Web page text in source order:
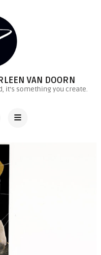
VAN DOORN
it's something you create.